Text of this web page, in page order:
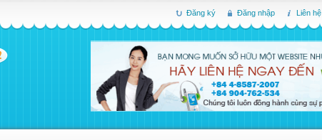
Đăng ký Đăng nhập Liên hệ